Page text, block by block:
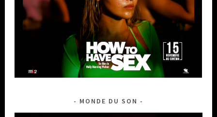
MONDE DU SON